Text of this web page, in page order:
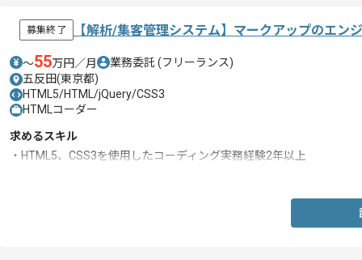
募集終了 【解析/集客管理システム】マークアップのエン
〜55万円／月 業務委託 (フリーランス)
五反田(東京都)
HTML5/HTML/jQuery/CSS3
HTMLコーダー
求めるスキル
・HTML5、CSS3を使用したコーディング実務経験2年以上